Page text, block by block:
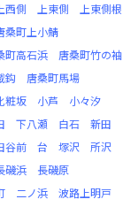
西側 上東側
上東側根
桑町上小鯖
町高石浜
唐桑町竹の袖
鈎
唐桑町馬場
粧坂 小芦
小々汐
下八瀬 白石
新田
谷前 台 塚沢
所沢
磯浜
長磯原
二ノ浜
波路上明戸